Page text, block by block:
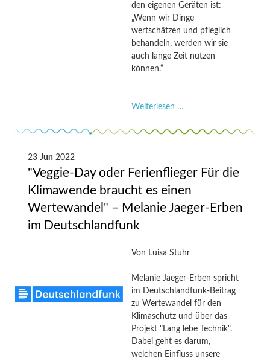
GRÜNLAND
Podcast
den eigenen Geräten ist:
„Wenn wir Dinge
wertschätzen und pfleglich
behandeln, werden wir sie
auch lange Zeit nutzen
können.“
Weiterlesen …
kultig
–
Melanie
Jaeger-
Erben
23 Jun 2022
"Veggie-Day oder Ferienflieger Für die
Klimawende braucht es einen
Wertewandel" – Melanie Jaeger-Erben
im Deutschlandfunk
Von Luisa Stuhr
Melanie Jaeger-Erben spricht
im Deutschlandfunk-Beitrag
zu Wertewandel für den
Klimaschutz und über das
Projekt "Lang lebe Technik".
Dabei geht es darum,
welchen Einfluss unsere